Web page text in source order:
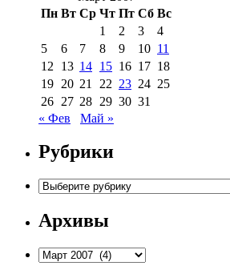
Пн Вт Ср Чт Пт Сб Вс
1
2 3
4
5
6 7 8 9 10 11
12
13 14 15 16 17 18
19 20 21 22 23 24 25
26 27 28 29 30 31
« Фев
Май »
Рубрики
Рубрики
Архивы
Архивы